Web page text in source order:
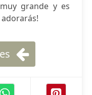
grande y es